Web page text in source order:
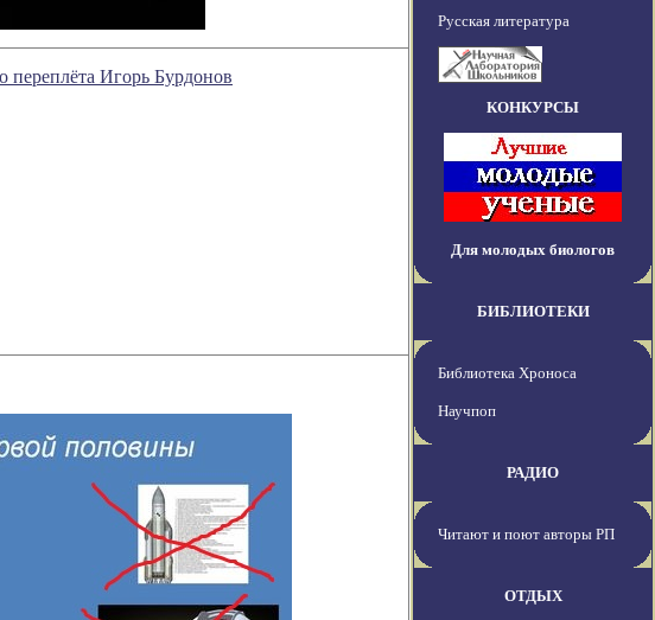
переплёта Игорь Бурдонов
Русская литература
КОНКУРСЫ
Для молодых биологов
БИБЛИОТЕКИ
Библиотека Хроноса
Научпоп
РАДИО
Читают и поют авторы РП
ОТДЫХ